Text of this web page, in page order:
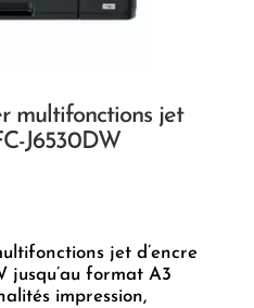
multifonctions jet
J6530DW
jet d’encre
jusqu’au format A3
impression,